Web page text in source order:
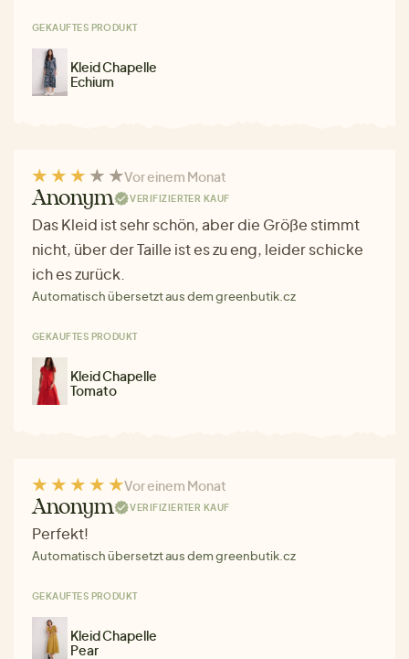
GEKAUFTES PRODUKT
Kleid Chapelle
Echium
Vor einem Monat
Anonym VERIFIZIERTER KAUF
Das Kleid ist sehr schön, aber die Größe stimmt
nicht, über der Taille ist es zu eng, leider schicke
ich es zurück.
Automatisch übersetzt aus dem greenbutik.cz
GEKAUFTES PRODUKT
Kleid Chapelle
Tomato
Vor einem Monat
Anonym VERIFIZIERTER KAUF
Perfekt!
Automatisch übersetzt aus dem greenbutik.cz
GEKAUFTES PRODUKT
Kleid Chapelle
Pear